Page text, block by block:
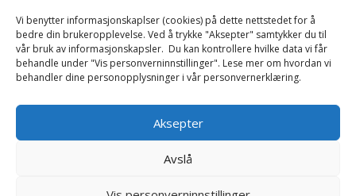
Vi benytter informasjonskaplser (cookies) på dette nettstedet for å
bedre din brukeropplevelse. Ved å trykke "Aksepter" samtykker du til
vår bruk av informasjonskapsler. Du kan kontrollere hvilke data vi får
behandle under "Vis personverninnstillinger". Lese mer om hvordan vi
behandler dine personopplysninger i vår personvernerklæring.
Aksepter
Avslå
Archives
Følg oss